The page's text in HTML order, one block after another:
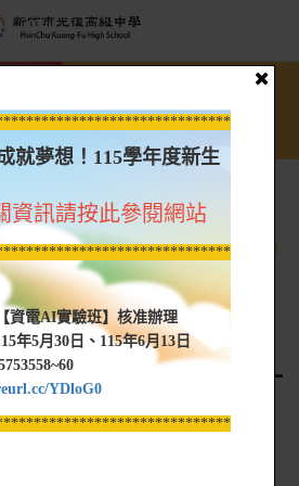
資訊
理「2025國高中夏令營暨外語課程」海報
辦理「2025國高中夏令營暨
就夢想！115學年度新生
資訊請按此參閱網站
資電AI實驗班】核准辦理
年5月30日、115年6月13日
YDloG0